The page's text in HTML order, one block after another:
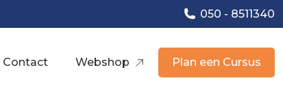
050 - 8511340
Contact Webshop Plan een Cursus